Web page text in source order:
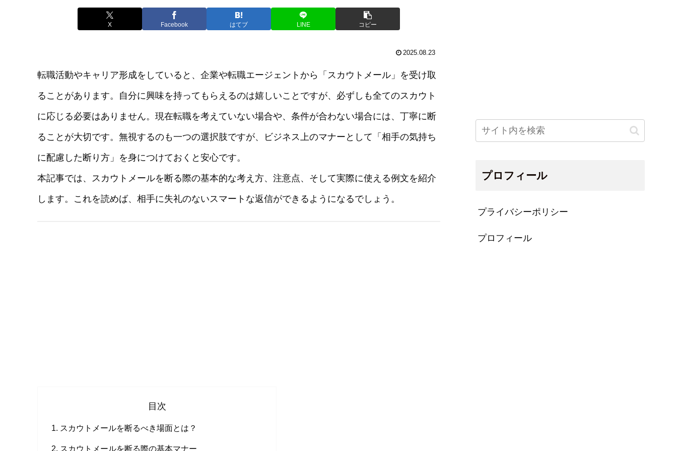
X Facebook はてブ LINE コピー
2025.08.23
転職活動やキャリア形成をしていると、企業や転職エージェントから「スカウトメール」を受け取
ることがあります。自分に興味を持ってもらえるのは嬉しいことですが、必ずしも全てのスカウト
に応じる必要はありません。現在転職を考えていない場合や、条件が合わない場合には、丁寧に断
ることが大切です。無視するのも一つの選択肢ですが、ビジネス上のマナーとして「相手の気持ち
に配慮した断り方」を身につけておくと安心です。
本記事では、スカウトメールを断る際の基本的な考え方、注意点、そして実際に使える例文を紹介
します。これを読めば、相手に失礼のないスマートな返信ができるようになるでしょう。
目次
スカウトメールを断るべき場面とは？
スカウトメールを断る際の基本マナー
プロフィール
プライバシーポリシー
プロフィール